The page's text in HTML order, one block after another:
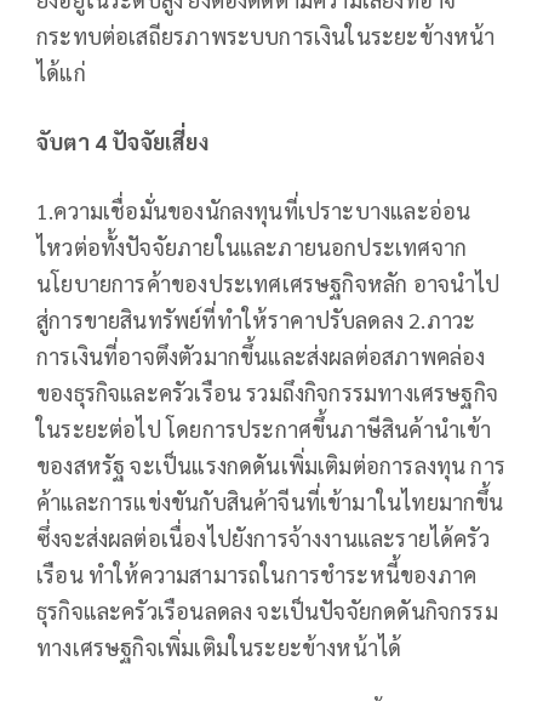
กระทบต่อเสถียรภาพระบบการเงินในระยะข้างหน้า
ได้แก่
จับตา 4 ปัจจัยเสี่ยง
1.ความเชื่อมั่นของนักลงทุนที่เปราะบางและอ่อน
ไหวต่อทั้งปัจจัยภายในและภายนอกประเทศจาก
นโยบายการค้าของประเทศเศรษฐกิจหลัก อาจนำไป
สู่การขายสินทรัพย์ที่ทำให้ราคาปรับลดลง 2.ภาวะ
การเงินที่อาจตึงตัวมากขึ้นและส่งผลต่อสภาพคล่อง
ของธุรกิจและครัวเรือน รวมถึงกิจกรรมทางเศรษฐกิจ
ในระยะต่อไป โดยการประกาศขึ้นภาษีสินค้านำเข้า
ของสหรัฐ จะเป็นแรงกดดันเพิ่มเติมต่อการลงทุน การ
ค้าและการแข่งขันกับสินค้าจีนที่เข้ามาในไทยมากขึ้น
ซึ่งจะส่งผลต่อเนื่องไปยังการจ้างงานและรายได้ครัว
เรือน ทำให้ความสามารถในการชำระหนี้ของภาค
ธุรกิจและครัวเรือนลดลง จะเป็นปัจจัยกดดันกิจกรรม
ทางเศรษฐกิจเพิ่มเติมในระยะข้างหน้าได้